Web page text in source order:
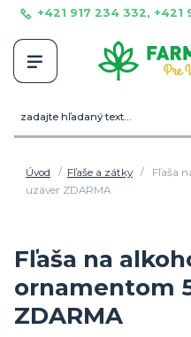
+421 917 234 332, +421
Úvod Fľaše a zátky
Fľaša
uzáver ZDARMA
Fľaša na
ornamentom
ZDARMA